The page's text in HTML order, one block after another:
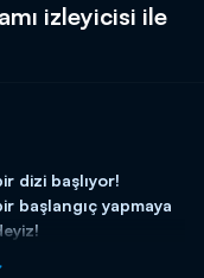
izleyicisi ile
dizi başlıyor!
başlangıç yapmaya
ve özel